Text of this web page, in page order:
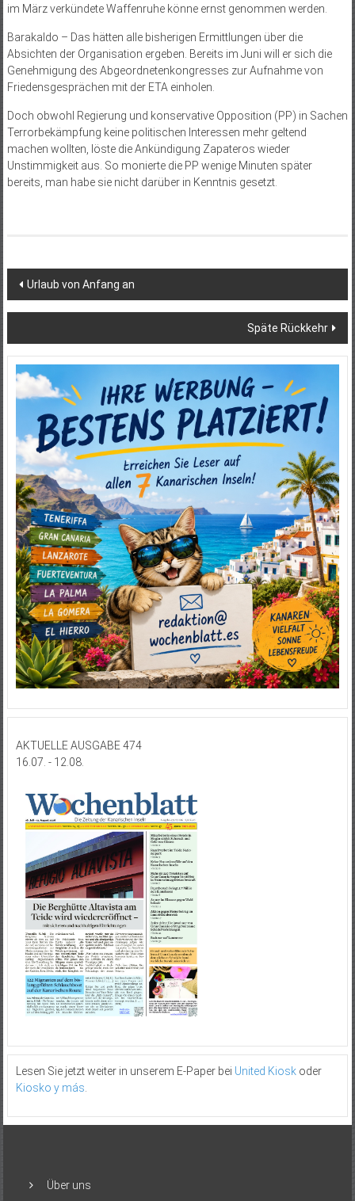
im März verkündete Waffenruhe könne ernst genommen werden.
Barakaldo – Das hätten alle bisherigen Ermittlungen über die
Absichten der Organisation ergeben. Bereits im Juni will er sich die
Genehmigung des Abgeordnetenkongresses zur Aufnahme von
Friedensgesprächen mit der ETA einholen.
Doch obwohl Regierung und konservative Opposition (PP) in Sachen
Terrorbekämpfung keine politischen Interessen mehr geltend
machen wollten, löste die Ankündigung Zapateros wieder
Unstimmigkeit aus. So monierte die PP wenige Minuten später
bereits, man habe sie nicht darüber in Kenntnis gesetzt.
Beitragsnavigation
Urlaub von Anfang an
Späte Rückkehr
AKTUELLE AUSGABE 474
16.07. - 12.08.
Lesen Sie jetzt weiter in unserem E-Paper bei United Kioskoder
Kiosko y más.
Über uns